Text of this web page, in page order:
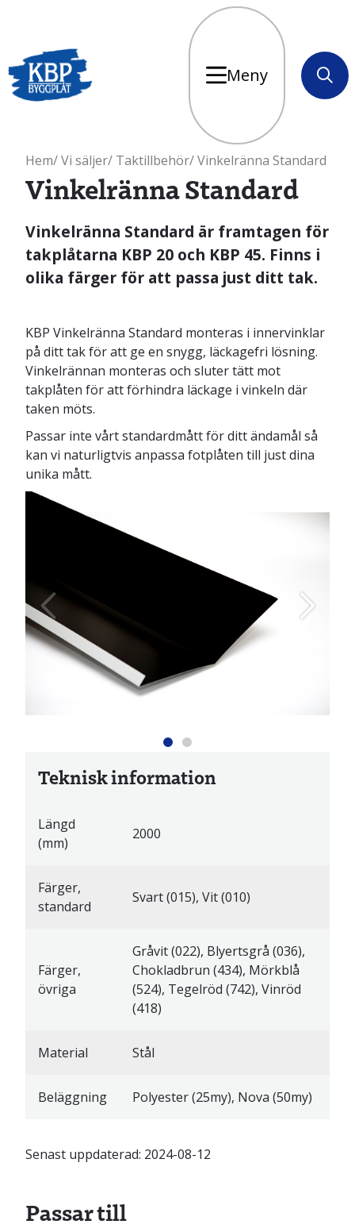
Meny
Sök
Hem Vi säljer Taktillbehör Vinkelränna Standard
Vinkelränna Standard
Vinkelränna Standard är framtagen för
takplåtarna KBP 20 och KBP 45. Finns i
olika färger för att passa just ditt tak.
KBP Vinkelränna Standard monteras i innervinklar
på ditt tak för att ge en snygg, läckagefri lösning.
Vinkelrännan monteras och sluter tätt mot
takplåten för att förhindra läckage i vinkeln där
taken möts.
Passar inte vårt standardmått för ditt ändamål så
kan vi naturligtvis anpassa fotplåten till just dina
unika mått.
Teknisk information
Längd
(mm)
2000
Färger,
standard
Svart (015), Vit (010)
Färger,
övriga
Gråvit (022), Blyertsgrå (036),
Chokladbrun (434), Mörkblå
(524), Tegelröd (742), Vinröd
(418)
Material Stål
Beläggning Polyester (25my), Nova (50my)
Senast uppdaterad: 2024-08-12
Passar till